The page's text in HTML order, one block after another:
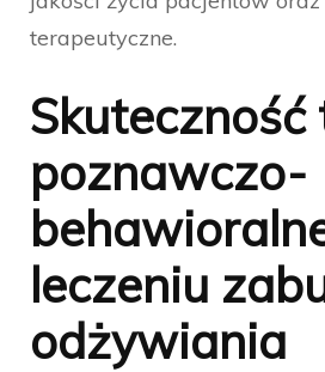
terapeutyczne.
poznawczo-
leczeniu
odżywiania